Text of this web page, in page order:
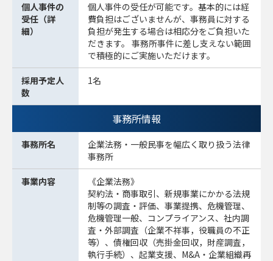
個人事件の
受任（詳
細）
個人事件の受任が可能です。基本的には経
費負担はございませんが、事務員に対する
負担が発生する場合は相応分をご負担いた
だきます。 事務所事件に差し支えない範囲
で積極的にご実施いただけます。
採用予定人
数
1名
事務所情報
事務所名
企業法務・一般民事を幅広く取り扱う法律
事務所
事業内容
《企業法務》
契約法・商事取引、新規事業にかかる法規
制等の調査・評価、事業提携、危機管理、
危機管理一般、コンプライアンス、社内調
査・外部調査（企業不祥事，役職員の不正
等）、債権回収（売掛金回収，財産調査，
執行手続）、起業支援、M&A・企業組織再